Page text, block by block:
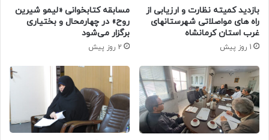
بازدید کمیته نظارت و ارزیابی از
راه های مواصلاتی شهرستانهای
غرب استان کرمانشاه
1 روز پیش
مسابقه کتابخوانی «لیمو شیرین
روح» در چهارمحال و بختیاری
برگزار می‌شود
2 روز پیش